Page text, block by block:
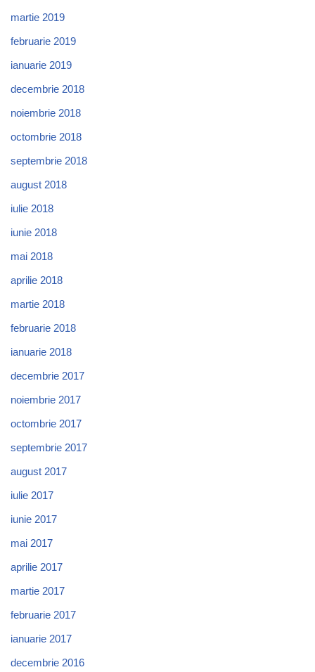
martie 2019
februarie 2019
ianuarie 2019
decembrie 2018
noiembrie 2018
octombrie 2018
septembrie 2018
august 2018
iulie 2018
iunie 2018
mai 2018
aprilie 2018
martie 2018
februarie 2018
ianuarie 2018
decembrie 2017
noiembrie 2017
octombrie 2017
septembrie 2017
august 2017
iulie 2017
iunie 2017
mai 2017
aprilie 2017
martie 2017
februarie 2017
ianuarie 2017
decembrie 2016